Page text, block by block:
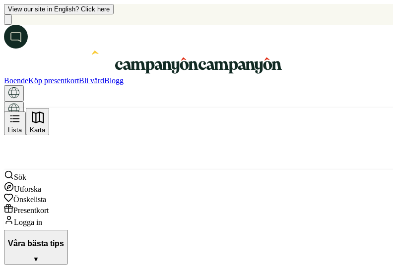
View our site in English? Click here
BoendeKöp presentkortBli värdBlogg
Karta
Lista Karta
Sök
Utforska
Önskelista
Presentkort
Logga in
Våra bästa tips
▼